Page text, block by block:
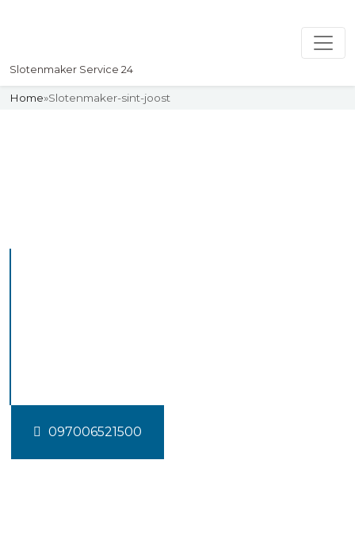
Slotenmaker Service 24
Home»Slotenmaker-sint-joost
097006521500